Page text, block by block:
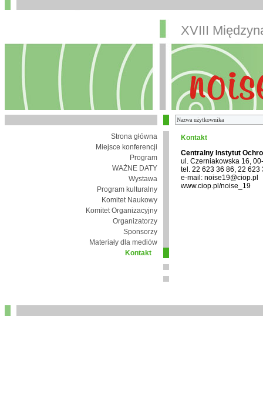
XVIII
Strona główna
Miejsce konferencji
Program
WAŻNE DATY
Wystawa
Program kulturalny
Komitet Naukowy
Komitet Organizacyjny
Organizatorzy
Sponsorzy
Materiały dla mediów
Kontakt
Kontakt
Centralny Instytut
ul. Czerniakowska 16,
tel. 22 623 36 86, 22 623
e-mail: noise19@ciop.pl
www.ciop.pl/noise_19